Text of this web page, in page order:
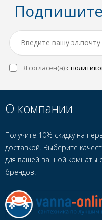
Я согласен(a)с
О компании
Получите 10% скидку на
доставкой. Выберите
для вашей ванной комнаты
брендов.